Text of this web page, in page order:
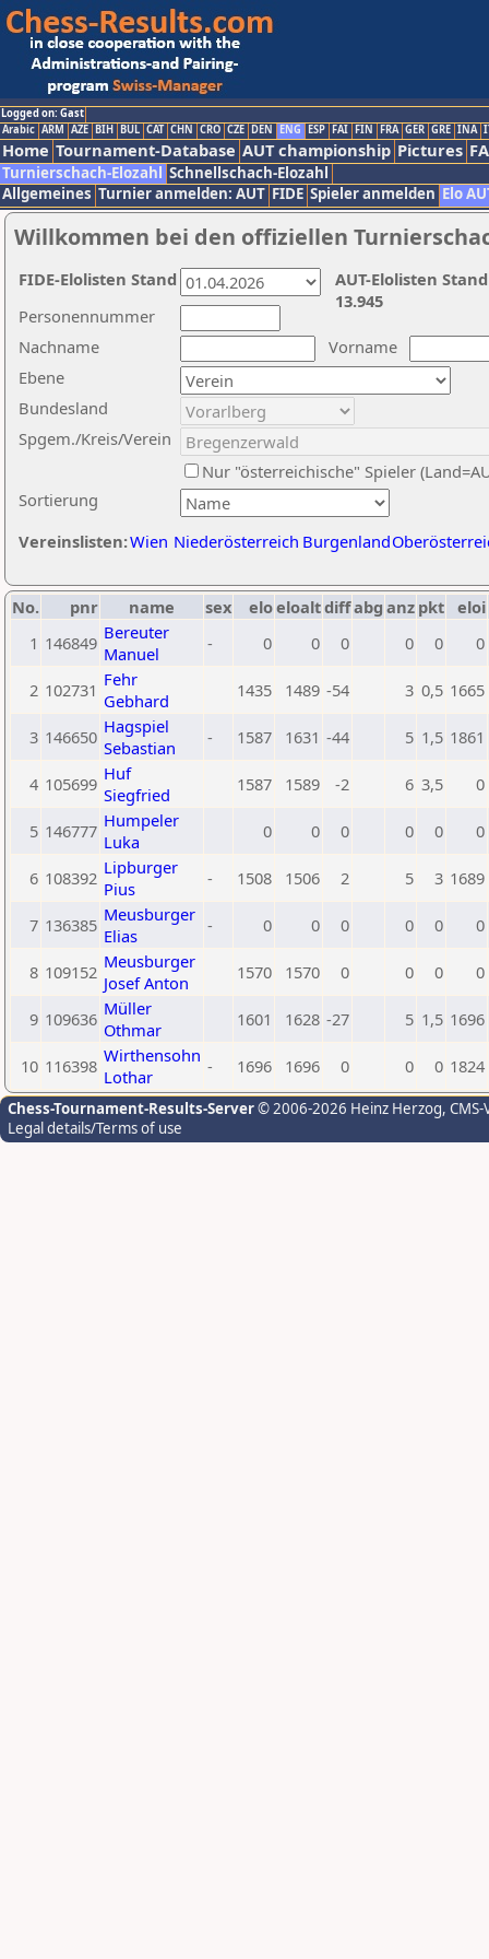
Logged on: Gast
Arabic ARM AZE BIH BUL CAT CHN CRO CZE DEN ENG ESP FAI FIN FRA GER GRE INA
Home Tournament-Database AUT championship Pictures
Turnierschach-Elozahl Schnellschach-Elozahl
Allgemeines Turnier anmelden: AUT FIDE Spieler anmelden Elo
Willkommen bei den offiziellen
Nachname
Vorname
Ebene
Sortierung
Personennummer
Bundesland
Spgem./Kreis/Verein
Nur "österreichische" Spieler
Vereinslisten:Wien Niederösterreich Burgenland
AUT-Elolisten
13.945
FIDE-Elolisten Stand
No. pnr name sex eloeloaltdiffabg anz pkt eloi
1 146849 Bereuter
Manuel
- 0 0 0 0 0 0
2 102731 Fehr
Gebhard
1435 1489 -54 3 0,5 1665
3 146650 Hagspiel
Sebastian
- 1587 1631 -44 5 1,5 1861
4 105699 Huf
Siegfried
1587 1589 -2 6 3,5 0
5 146777 Humpeler
Luka
0 0 0 0 0 0
6 108392 Lipburger
Pius
- 1508 1506 2 5 3 1689
7 136385 Meusburger
Elias
- 0 0 0 0 0 0
8 109152 Meusburger
Josef Anton
1570 1570 0 0 0 0
9 109636 Müller
Othmar
1601 1628 -27 5 1,5 1696
10 116398 Wirthensohn
Lothar
- 1696 1696 0 0 0 1824
Chess-Tournament-Results-Server© 2006-2026 Heinz Herzog,
Legal details/Terms of use